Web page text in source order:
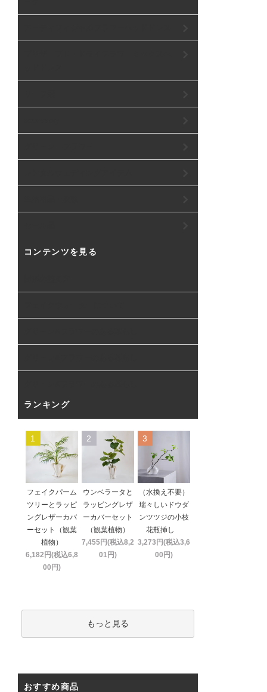
コンテンツを見る
ランキング
1
フェイクパーム
ツリーとラッピ
ングレザーカバ
ーセット（観葉
植物）
6,182円(税込6,8
00円)
2
ウンベラータと
ラッピングレザ
ーカバーセット
（観葉植物）
7,455円(税込8,2
01円)
3
（水換え不要）
瑞々しいドウダ
ンツツジの小枝
花瓶挿し
3,273円(税込3,6
00円)
もっと見る
おすすめ商品